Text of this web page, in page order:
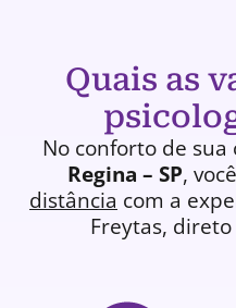
Quais as
No conforto de sua
Regina – SP,
distância com a
Freytas, direto